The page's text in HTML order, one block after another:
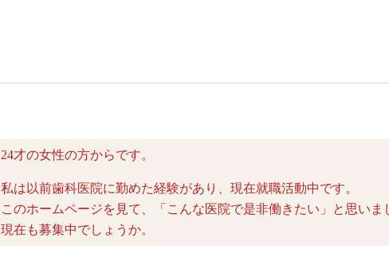
24才の女性の方からです。
私は以前歯科医院に勤めた経験があり、現在就職活動中です。
このホームページを見て、「こんな医院で是非働きたい」と思いま
現在も募集中でしょうか。